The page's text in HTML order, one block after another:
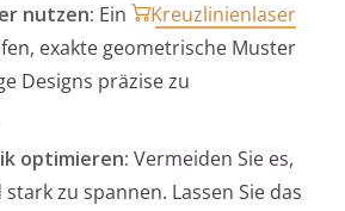
nutzen: Ein
Kreuzlinienlaser
exakte geometrische Muster
Designs präzise zu
optimieren: Vermeiden Sie es,
zu spannen. Lassen Sie das